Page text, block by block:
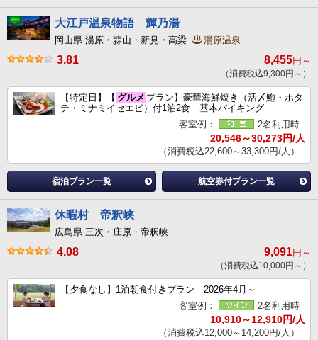
大江戸温泉物語 輝乃湯
岡山県 湯原・蒜山・新見・高梁 湯原温泉
3.81 8,455円～
（消費税込9,300円～）
【特定日】【 グルメ プラン】豪華海鮮焼き（活〆鮑・ホタ
テ・ミナミイセエビ）付1泊2食 基本バイキング
客室例：
2名利用時
20,546～30,273円/人
（消費税込22,600～33,300円/人）
宿泊プラン一覧 航空券付プラン一覧
休暇村 帝釈峡
広島県 三次・庄原・帝釈峡
4.08 9,091円～
（消費税込10,000円～）
【夕食なし】1泊朝食付きプラン 2026年4月～
客室例：
2名利用時
10,910～12,910円/人
（消費税込12,000～14,200円/人）